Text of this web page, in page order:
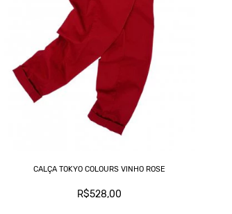
CALÇA TOKYO COLOURS VINHO ROSE
R$528,00